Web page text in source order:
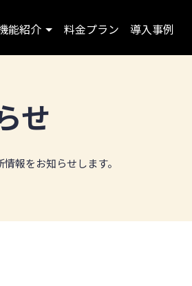
能紹介 料金プラン 導入事例
せ
報をお知らせします。